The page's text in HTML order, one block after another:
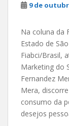
9 de
Na coluna da
Estado de
Fiabci/Brasil,
Marketing do
Fernandez
Mera,
consumo da
desejos